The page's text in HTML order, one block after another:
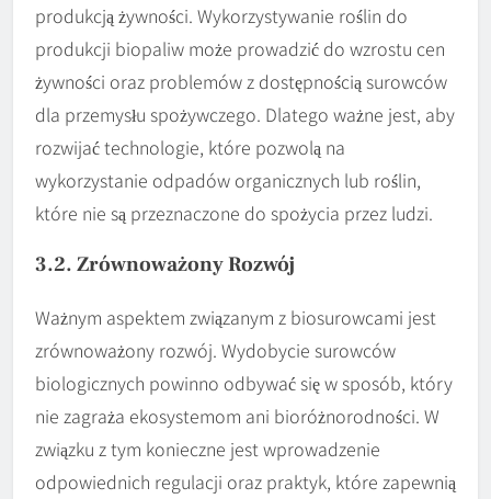
produkcją żywności. Wykorzystywanie roślin do
produkcji biopaliw może prowadzić do wzrostu cen
żywności oraz problemów z dostępnością surowców
dla przemysłu spożywczego. Dlatego ważne jest, aby
rozwijać technologie, które pozwolą na
wykorzystanie odpadów organicznych lub roślin,
które nie są przeznaczone do spożycia przez ludzi.
3.2. Zrównoważony Rozwój
Ważnym aspektem związanym z biosurowcami jest
zrównoważony rozwój. Wydobycie surowców
biologicznych powinno odbywać się w sposób, który
nie zagraża ekosystemom ani bioróżnorodności. W
związku z tym konieczne jest wprowadzenie
odpowiednich regulacji oraz praktyk, które zapewnią